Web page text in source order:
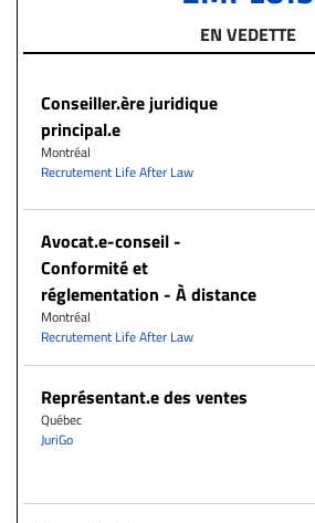
EN VEDETTE
Conseiller.ère juridique
principal.e
Montréal
Recrutement Life After Law
​Avocat.e-conseil -
Conformité et
réglementation - À distance
Montréal
Recrutement Life After Law
Représentant.e des ventes
Québec
JuriGo